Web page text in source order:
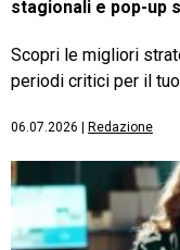
stagionali e pop-up
Scopri le migliori
periodi critici per il
06.07.2026 Redazione